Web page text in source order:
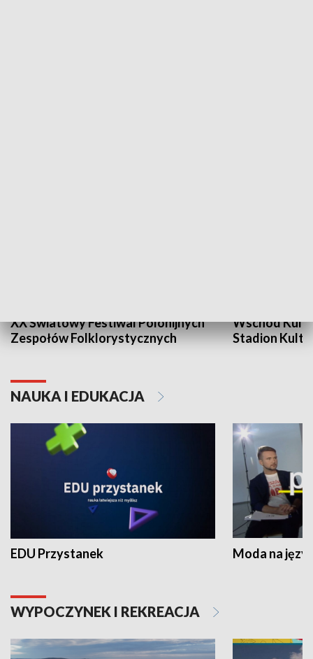
XX Światowy Festiwal Polonijnych
Zespołów Folklorystycznych
Wschód
Stadion
NAUKA I EDUKACJA
EDU Przystanek Moda na
WYPOCZYNEK I REKREACJA